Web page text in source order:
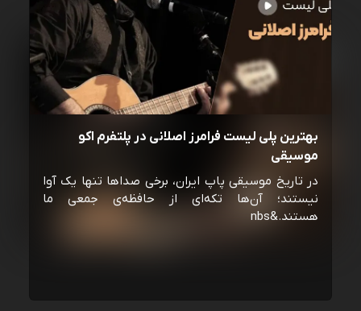
بهترین پلی لیست فرامرز اصلانی در پلتفرم اکو
موسیقی
در تاریخ موسیقی پاپ ایران، برخی صداها تنها یک آوا
نیستند؛ آن‌ها تکه‌ای از حافظه‌ی جمعی ما
هستند.&nbs